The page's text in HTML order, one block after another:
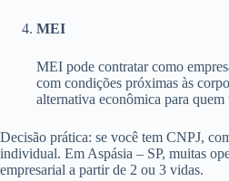
MEI
MEI pode contratar como
com condições próximas às
alternativa econômica para quem
Decisão prática: se você tem CNPJ,
individual. Em Aspásia – SP, muitas
empresarial a partir de 2 ou 3 vidas.